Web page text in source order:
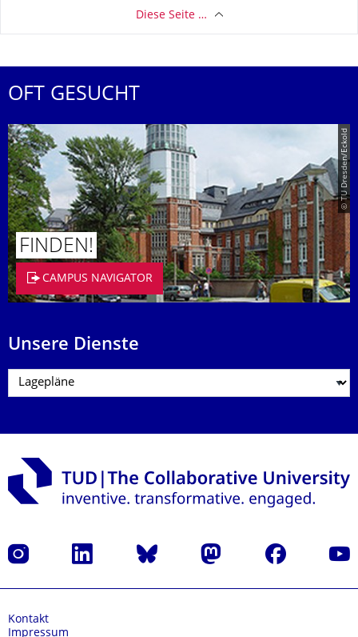
Diese Seite …
OFT GESUCHT
© TU Dresden/Eckold
FINDEN!
CAMPUS NAVIGATOR
Unsere Dienste
Instagram LinkedIn Bluesky Mastodon Facebook
Kontakt
Impressum